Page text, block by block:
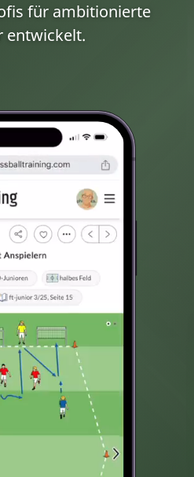
für ambitionierte
entwickelt.